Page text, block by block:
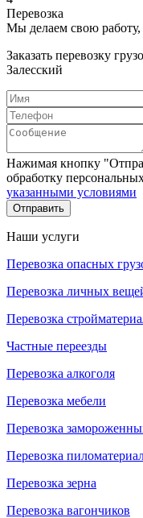
Перевозка
Мы делаем свою
Заказать перевозку
Залесский
Нажимая кнопку
обработку
указанными условиями
Отправить
Наши услуги
Перевозка опасных
Перевозка личных
Перевозка
Частные переезды
Перевозка алкоголя
Перевозка мебели
Перевозка
Перевозка
Перевозка зерна
Перевозка вагончиков